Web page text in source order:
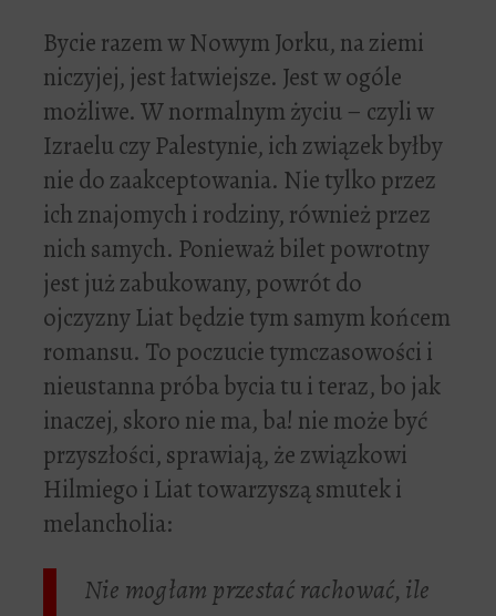
Bycie razem w Nowym Jorku, na ziemi
niczyjej, jest łatwiejsze. Jest w ogóle
możliwe. W normalnym życiu – czyli w
Izraelu czy Palestynie, ich związek byłby
nie do zaakceptowania. Nie tylko przez
ich znajomych i rodziny, również przez
nich samych. Ponieważ bilet powrotny
jest już zabukowany, powrót do
ojczyzny Liat będzie tym samym końcem
romansu. To poczucie tymczasowości i
nieustanna próba bycia tu i teraz, bo jak
inaczej, skoro nie ma, ba! nie może być
przyszłości, sprawiają, że związkowi
Hilmiego i Liat towarzyszą smutek i
melancholia:
Nie mogłam przestać rachować, ile